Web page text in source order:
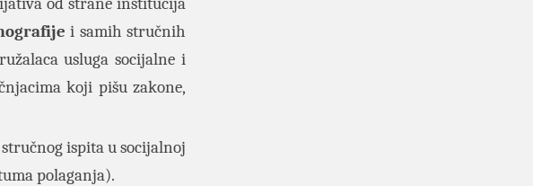
i samih stručnih
usluga socijalne i
koji pišu zakone,
ispita u socijalnoj
polaganja).